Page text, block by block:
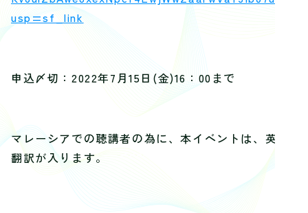
usp=sf_link
申込〆切：2022年7月15日(金)16：00まで
マレーシアでの聴講者の為に、本イベントは、英語
翻訳が入ります。